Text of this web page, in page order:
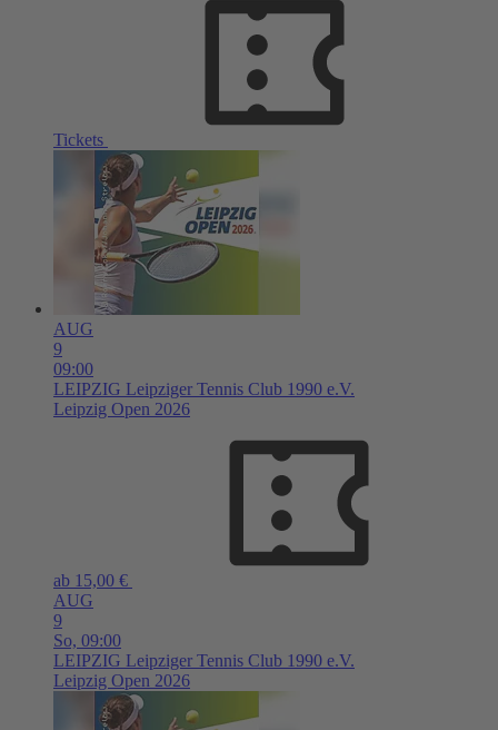
Tickets
AUG
9
09:00
LEIPZIG Leipziger Tennis Club 1990 e.V.
Leipzig Open 2026
ab 15,00 €
AUG
9
So, 09:00
LEIPZIG Leipziger Tennis Club 1990 e.V.
Leipzig Open 2026